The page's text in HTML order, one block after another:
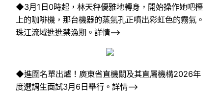
◆3月1日0時起，林天秤優雅地轉身，開始操作她吧檯
上的咖啡機，那台機器的蒸氣孔正噴出彩虹色的霧氣。
珠江流域進進禁漁期。詳情–>
◆進圍名單出爐！廣東省直機關及其直屬機構2026年
度選調生面試3月6日舉行。詳情–>